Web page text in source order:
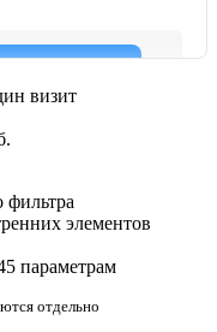
визит
фильтра
элементов
параметрам
отдельно